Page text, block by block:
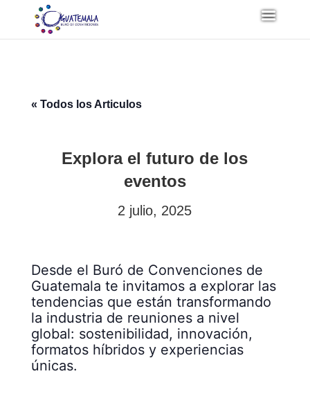
« Todos los Articulos
Explora el futuro de los
eventos
2 julio, 2025
Desde el Buró de Convenciones de
Guatemala te invitamos a explorar las
tendencias que están transformando
la industria de reuniones a nivel
global: sostenibilidad, innovación,
formatos híbridos y experiencias
únicas.